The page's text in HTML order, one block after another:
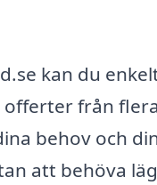
kan du
från
behov och
att behöva